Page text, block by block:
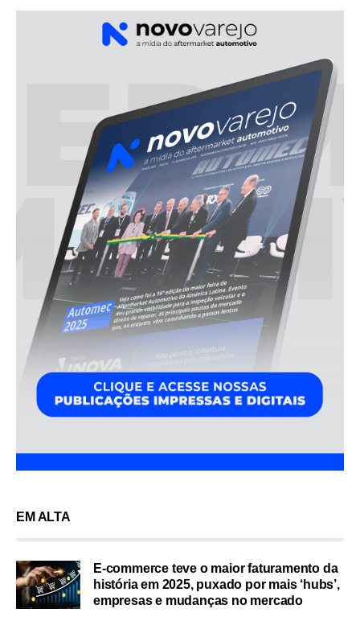
EM ALTA
E-commerce teve o maior faturamento da
história em 2025, puxado por mais ‘hubs’,
empresas e mudanças no mercado